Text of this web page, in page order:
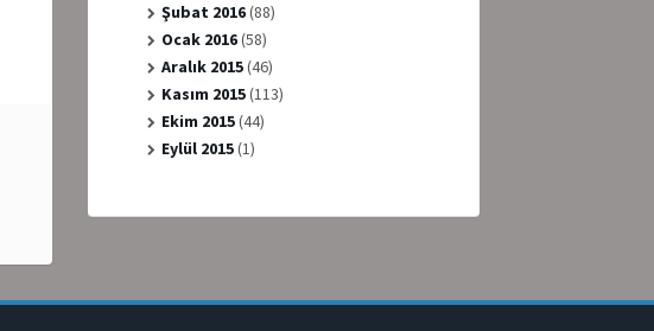
Şubat 2016(88)
Ocak 2016(58)
Aralık 2015(46)
Kasım 2015(113)
Ekim 2015(44)
Eylül 2015(1)